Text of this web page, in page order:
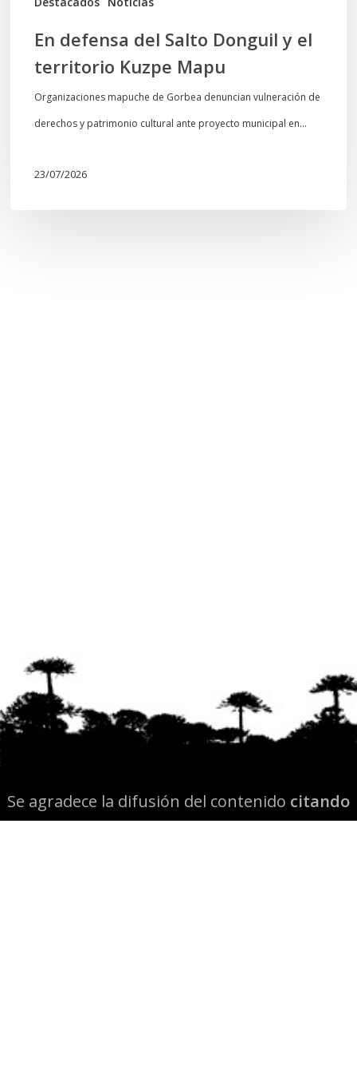
En defensa del Salto Donguil y el
territorio Kuzpe Mapu
Organizaciones mapuche de Gorbea denuncian vulneración de
derechos y patrimonio cultural ante proyecto municipal en…
23/07/2026
Se agradece la difusión del contenido citando
la fuente www.mapuexpress.org